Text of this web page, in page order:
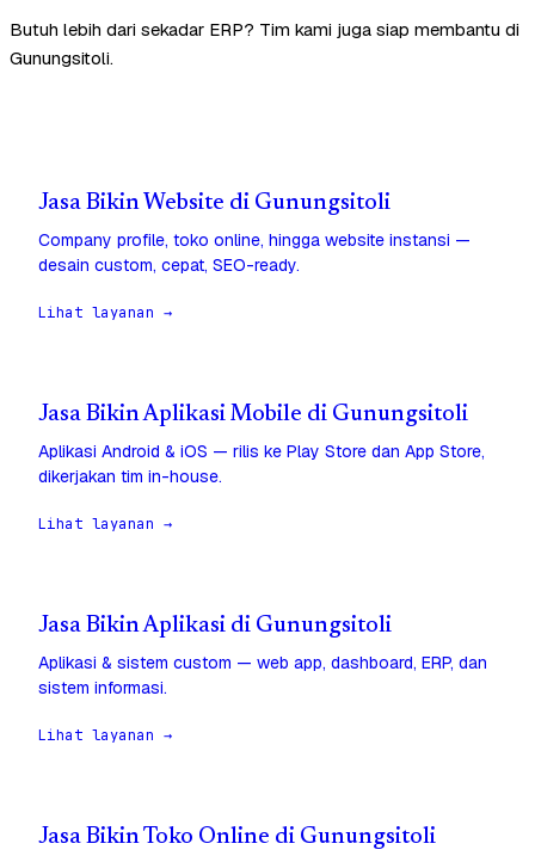
Butuh lebih dari sekadar ERP? Tim kami juga siap membantu di
Gunungsitoli.
Jasa Bikin Website di Gunungsitoli
Company profile, toko online, hingga website instansi —
desain custom, cepat, SEO-ready.
Lihat layanan →
Jasa Bikin Aplikasi Mobile di Gunungsitoli
Aplikasi Android & iOS — rilis ke Play Store dan App Store,
dikerjakan tim in-house.
Lihat layanan →
Jasa Bikin Aplikasi di Gunungsitoli
Aplikasi & sistem custom — web app, dashboard, ERP, dan
sistem informasi.
Lihat layanan →
Jasa Bikin Toko Online di Gunungsitoli